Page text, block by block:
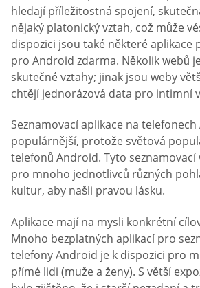
hledají příležitostná spojení,
nějaký platonický vztah, což může
dispozici jsou také některé aplikace
pro Android zdarma. Několik webů
skutečné vztahy; jinak jsou weby
chtějí jednorázová data pro intimní
Seznamovací aplikace na
populárnější, protože světová
telefonů Android. Tyto seznamovací
pro mnoho jednotlivců různých
kultur, aby našli pravou lásku.
Aplikace mají na mysli konkrétní
Mnoho bezplatných aplikací pro
telefony Android je k dispozici pro
přímé lidi (muže a ženy). S větší